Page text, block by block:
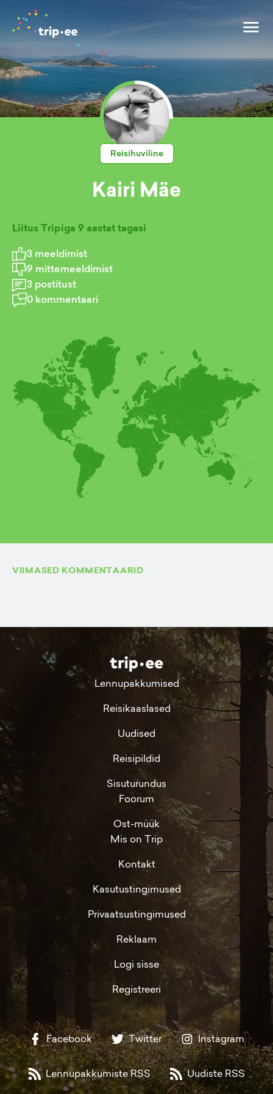
Reisihuviline
Kairi Mäe
Liitus Tripiga 9 aastat tagasi
3 meeldimist
9 mittemeeldimist
3 postitust
0 kommentaari
VIIMASED KOMMENTAARID
Lennupakkumised
Reisikaaslased
Uudised
Reisipildid
Sisuturundus
Foorum
Ost-müük
Mis on Trip
Kontakt
Kasutustingimused
Privaatsustingimused
Reklaam
Logi sisse
Registreeri
Facebook Twitter Instagram
Lennupakkumiste RSS Uudiste RSS